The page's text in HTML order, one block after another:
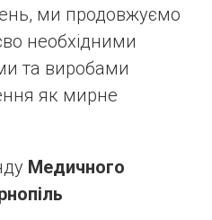
ми продовжуємо
необхідними
та виробами
як мирне
Медичного